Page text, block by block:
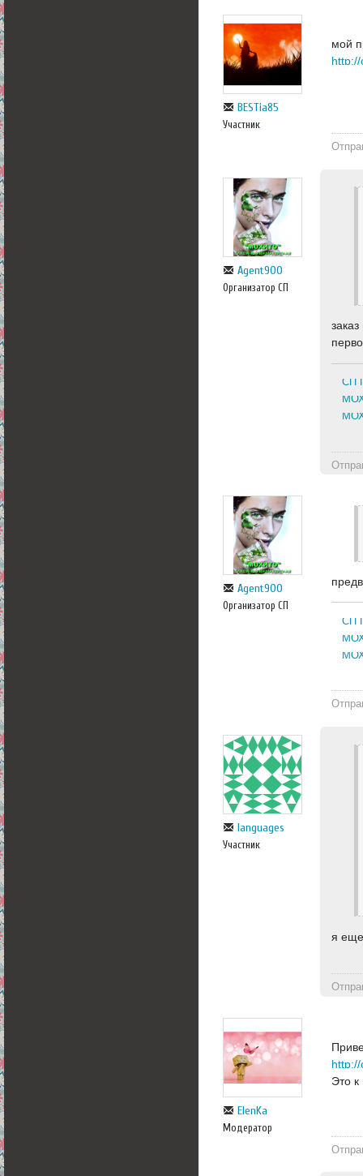
BESTia85
Участник
мой
Agent900
Организатор СП
СП
Agent900
Организатор СП
СП
languages
Участник
я
ElenKa
Модератор
Это к